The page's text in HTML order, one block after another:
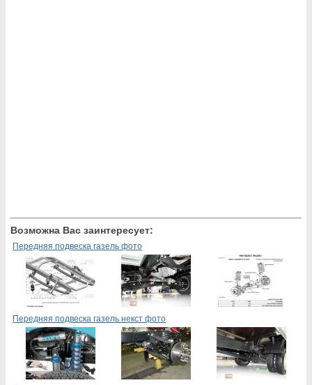
Возможна Вас заинтересует:
Передняя подвеска газель фото
Передняя подвеска газель некст фото